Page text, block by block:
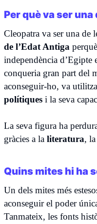
Per què va ser
Cleopatra va ser una de
de l’Edat Antiga
independència d’Egipte
conqueria gran part del
aconseguir-ho, va
polítiques i la seva
La seva figura ha
gràcies a la literatura, la
Quins mites hi ha
Un dels mites més
aconseguir el poder
Tanmateix, les fonts